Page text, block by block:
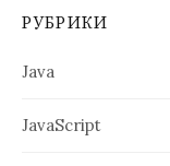
РУБРИКИ
Java
JavaScript